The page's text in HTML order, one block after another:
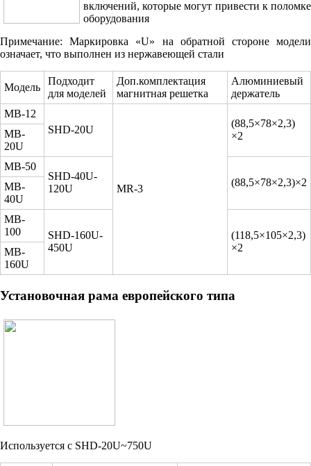
включений, которые могут привести к поломке
оборудования
Примечание: Маркировка «U» на обратной стороне модели
означает, что выполнен из нержавеющей стали
Модель
Подходит
для моделей
Доп.комплектация
магнитная решетка
Алюминиевый
держатель
MB-12
SHD-20U
MR-3
(88,5×78×2,3)
×2
MB-
20U
MB-50
SHD-40U-
120U
(88,5×78×2,3)×2
MB-
40U
MB-
100
SHD-160U-
450U
(118,5×105×2,3)
×2
MB-
160U
Установочная рама европейского типа
Используется с SHD-20U~750U